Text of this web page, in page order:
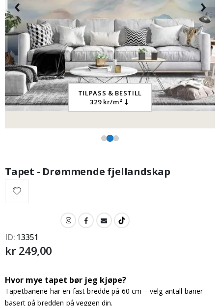
95,00 Kr
TILPASS & BESTILL
329 kr/m²
Tapet - Drømmende fjellandskap
ID 13351
kr 249,00
Hvor mye tapet bør jeg kjøpe?
Tapetbanene har en fast bredde på 60 cm – velg antall baner
basert på bredden på veggen din.